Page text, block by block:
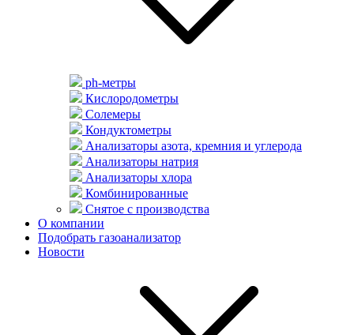
ph-метры
Кислородометры
Солемеры
Кондуктометры
Анализаторы азота, кремния и углерода
Анализаторы натрия
Анализаторы хлора
Комбинированные
Снятое с производства
О компании
Подобрать газоанализатор
Новости